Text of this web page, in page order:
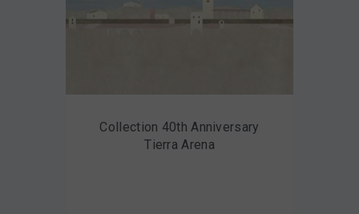
Collection 40th Anniversary
Tierra Arena